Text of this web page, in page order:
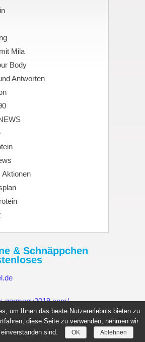
Mila
Body
Antworten
Aktionen
& Schnäppchen
germany2019.com/
um Ihnen das beste Nutzererlebnis bieten zu
diese Seite zu verwenden, nehmen wir
sind.
OK Ablehnen